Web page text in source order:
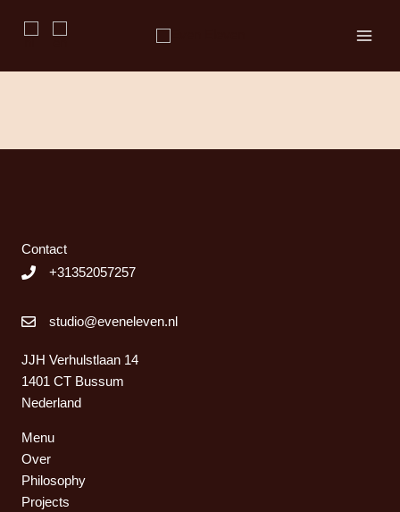
inhoud
Contact
+31352057257
studio@eveneleven.nl
JJH Verhulstlaan 14
1401 CT Bussum
Nederland
Menu
Over
Philosophy
Projects